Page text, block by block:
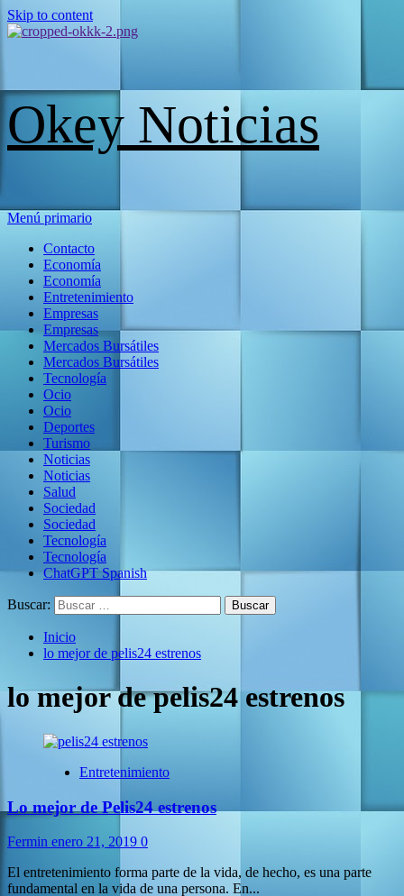
Skip to content
Okey Noticias
Menú primario
Contacto
Economía
Economía
Entretenimiento
Empresas
Empresas
Mercados Bursátiles
Mercados Bursátiles
Tecnología
Ocio
Ocio
Deportes
Turismo
Noticias
Noticias
Salud
Sociedad
Sociedad
Tecnología
Tecnología
ChatGPT Spanish
Buscar:
Inicio
lo mejor de pelis24 estrenos
lo mejor de pelis24 estrenos
Entretenimiento
Lo mejor de Pelis24 estrenos
Fermin enero 21, 2019 0
El entretenimiento forma parte de la vida, de hecho, es una parte
fundamental en la vida de una persona. En...